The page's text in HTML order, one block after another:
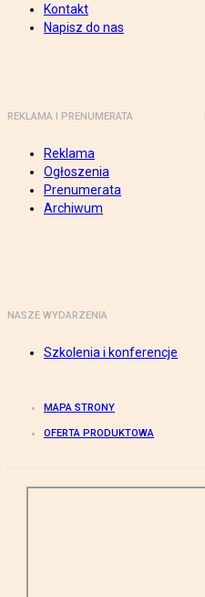
Kontakt
Napisz do nas
REKLAMA I PRENUMERATA
Reklama
Ogłoszenia
Prenumerata
Archiwum
NASZE WYDARZENIA
Szkolenia i konferencje
MAPA STRONY
OFERTA PRODUKTOWA